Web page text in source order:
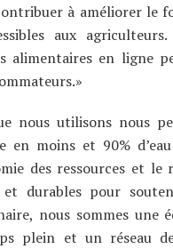
à améliorer le
aux
alimentaires en ligne
nous utilisons nous
en moins et 90%
des ressources et
durables pour
nous sommes une
plein et un réseau